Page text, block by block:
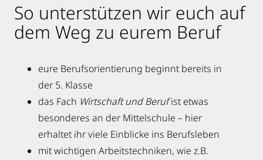
So unterstützen wir euch auf
dem Weg zu eurem Beruf
eure Berufsorientierung beginnt bereits in
der 5. Klasse
das Fach Wirtschaft und Berufist etwas
besonderes an der Mittelschule – hier
erhaltet ihr viele Einblicke ins Berufsleben
mit wichtigen Arbeitstechniken, wie z.B.